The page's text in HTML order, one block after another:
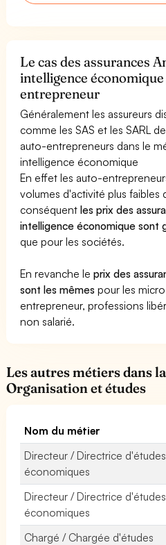
Le cas des assurances
intelligence
entrepreneur
Généralement les assureurs
comme les SAS et les SARL
auto-entrepreneurs dans le
intelligence économique
En effet les auto-
volumes d'activité plus faibles
conséquentles prix des
intelligence économique sont
que pour les sociétés.
En revanche leprix des
sont les mêmes pour les
entrepreneur, professions
non salarié.
Les autres métiers dans
Organisation et études
Nom du métier
Directeur / Directrice
économiques
Directeur / Directrice d'études
économiques
Chargé / Chargée d'études